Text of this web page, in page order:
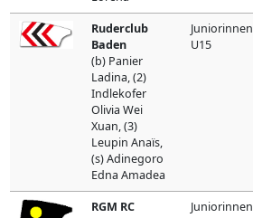
Ruderclub
Baden
(b) Panier
Ladina, (2)
Indlekofer
Olivia Wei
Xuan, (3)
Leupin Anaïs,
(s) Adinegoro
Edna Amadea
Juniorinnen
U15
RGM RC
Juniorinnen